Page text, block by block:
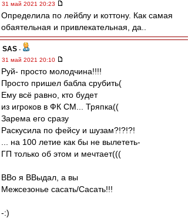
31 май 2021 20:23
Определила по лейблу и коттону. Как самая
обаятельная и привлекательная, да..
SAS -
31 май 2021 20:10
Руй- просто молодчина!!!!
Просто пришел бабла срубить(
Ему всё равно, кто будет
из игроков в ФК СМ... Тряпка((
Зарема его сразу
Раскусила по фейсу и шузам?!?!?!
... на 100 летие как бы не вылететь-
ГП только об этом и мечтает(((
ВВо я ВВыдал, а вы
Межсезонье сасать/Сасать!!!
-:)